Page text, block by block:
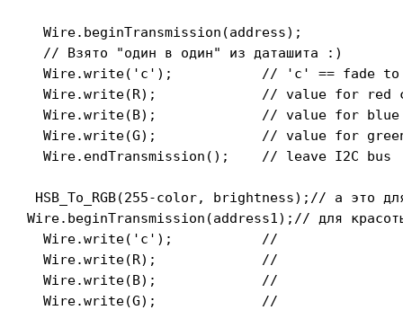
  Wire.beginTransmission(address);
  // Взято "один в один" из даташита :)
Wire.write('c');           // 'c' == fade
Wire.write(R);             // value for red
Wire.write(B);             // value for
Wire.write(G);             // value for
  Wire.endTransmission();    // leave I2C bus
HSB_To_RGB(255-color, brightness);// а это
Wire.beginTransmission(address1);// для
  Wire.write('c');           //
  Wire.write(R);             //
  Wire.write(B);             //
  Wire.write(G);             //